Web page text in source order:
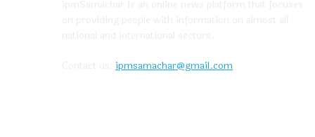
ipmsamachar@gmail.com